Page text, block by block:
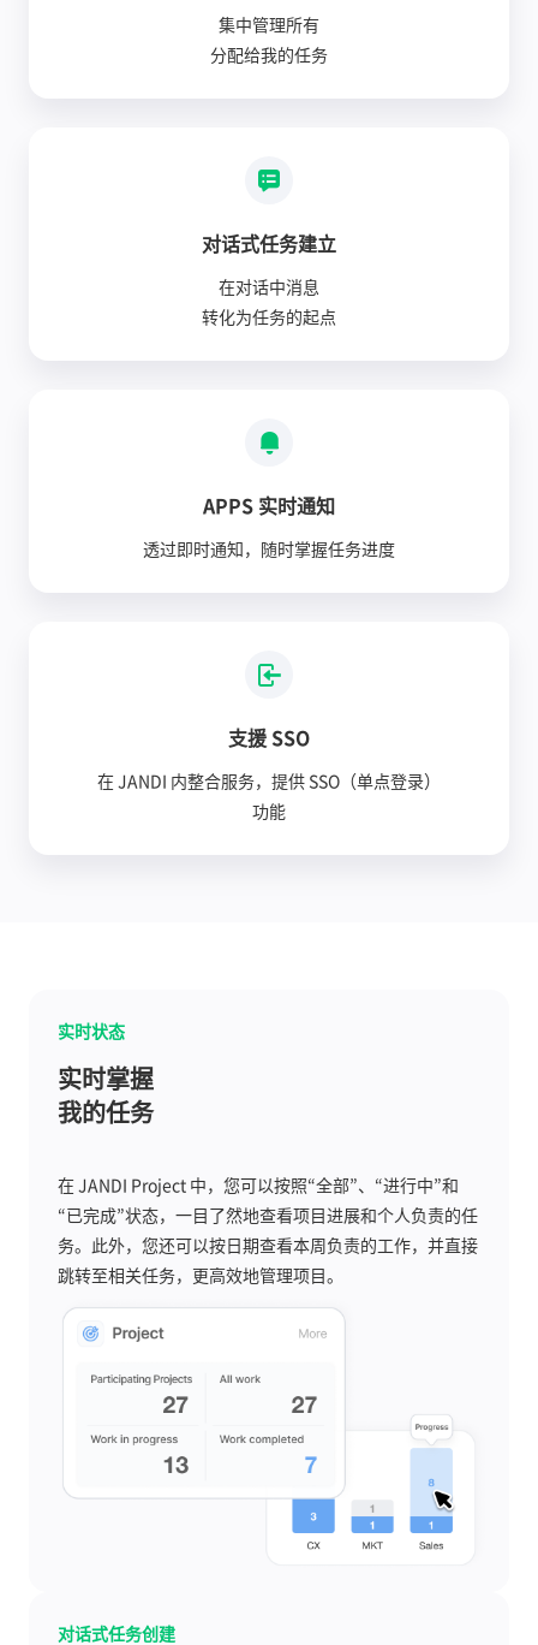
集中管理所有
分配给我的任务
对话式任务建立
在对话中消息
转化为任务的起点
APPS 实时通知
透过即时通知，随时掌握任务进度
支援 SSO
在 JANDI 内整合服务，提供 SSO（单点登录）
功能
实时状态
实时掌握
我的任务
在 JANDI Project 中，您可以按照“全部”、“进行中”和
“已完成”状态，一目了然地查看项目进展和个人负责的任
务。此外，您还可以按日期查看本周负责的工作，并直接
跳转至相关任务，更高效地管理项目。
对话式任务创建